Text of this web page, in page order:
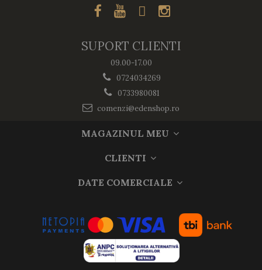
SUPORT CLIENTI
09.00-17.00
0724034269
0733980081
comenzi@edenshop.ro
MAGAZINUL MEU
CLIENTI
DATE COMERCIALE